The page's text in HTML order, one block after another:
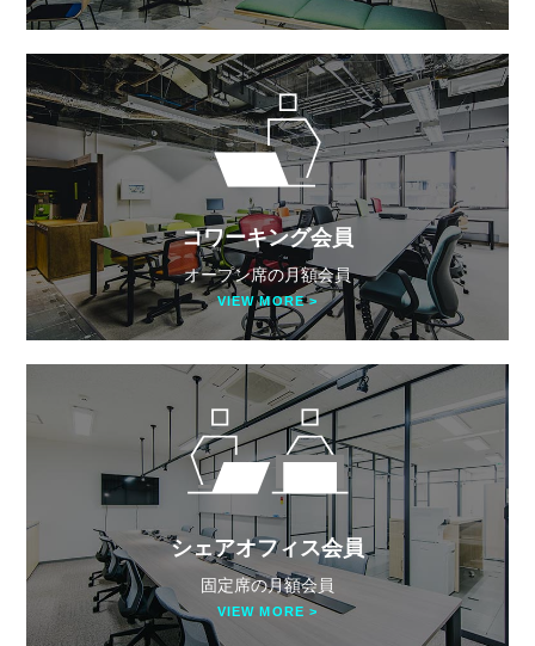
コワーキング会員
オープン席の月額会員
VIEW MORE >
シェアオフィス会員
固定席の月額会員
VIEW MORE >